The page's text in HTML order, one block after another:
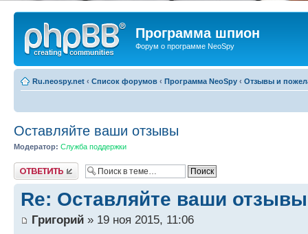
Программа шпион
Форум о программе NeoSpy
Ru.neospy.net ‹ Список форумов ‹ Программа NeoSpy ‹ Отзывы и
Оставляйте ваши отзывы
Модератор: Служба поддержки
Ответить
Re: Оставляйте ваши отзывы
Григорий » 19 ноя 2015, 11:06